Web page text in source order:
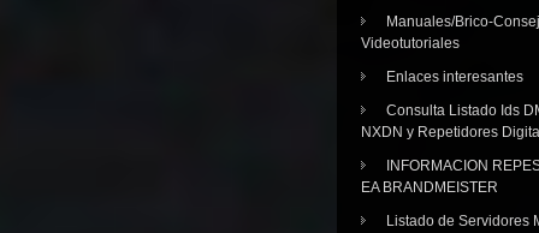
Manuales/Brico-
Videotutoriales
Enlaces interesantes
Consulta Listado Ids
NXDN y Repetidores
INFORMACION
EA BRANDMEISTER
Listado de Servidores